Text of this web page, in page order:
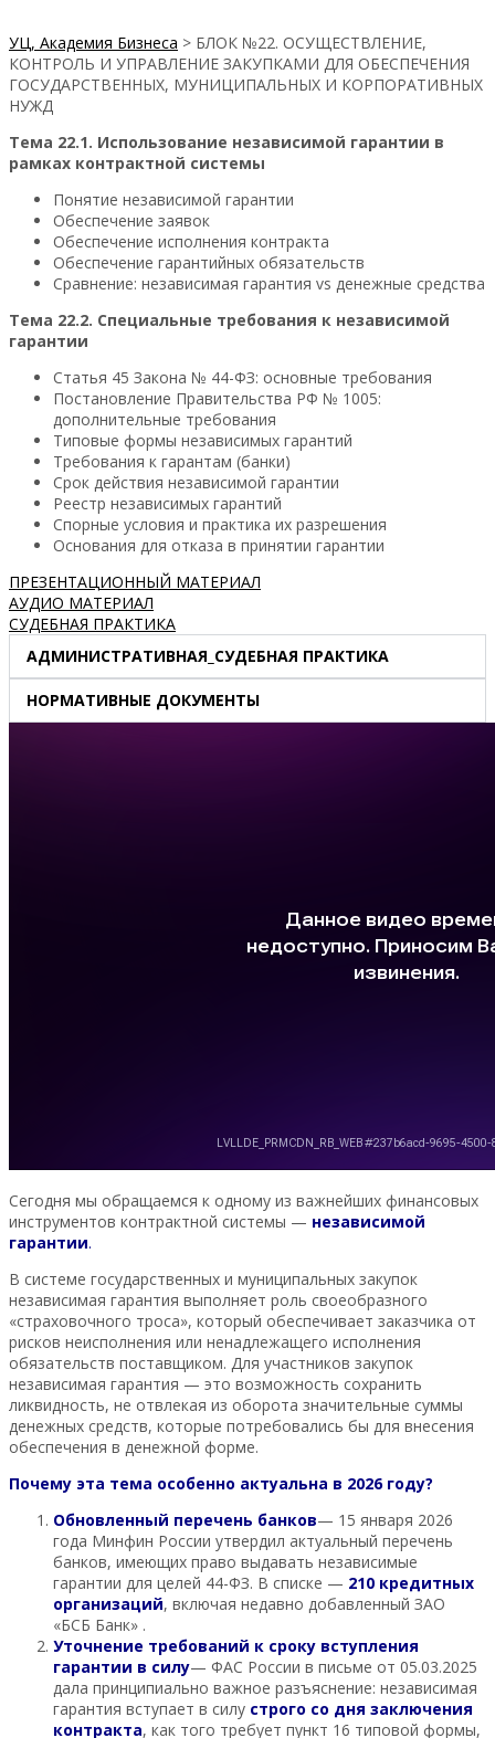
УЦ, Академия Бизнеса > БЛОК №22. ОСУЩЕСТВЛЕНИЕ,
КОНТРОЛЬ И УПРАВЛЕНИЕ ЗАКУПКАМИ ДЛЯ ОБЕСПЕЧЕНИЯ
ГОСУДАРСТВЕННЫХ, МУНИЦИПАЛЬНЫХ И КОРПОРАТИВНЫХ
НУЖД
Тема 22.1. Использование независимой гарантии в
рамках контрактной системы
Понятие независимой гарантии
Обеспечение заявок
Обеспечение исполнения контракта
Обеспечение гарантийных обязательств
Сравнение: независимая гарантия vs денежные средства
Тема 22.2. Специальные требования к независимой
гарантии
Статья 45 Закона № 44-ФЗ: основные требования
Постановление Правительства РФ № 1005:
дополнительные требования
Типовые формы независимых гарантий
Требования к гарантам (банки)
Срок действия независимой гарантии
Реестр независимых гарантий
Спорные условия и практика их разрешения
Основания для отказа в принятии гарантии
ПРЕЗЕНТАЦИОННЫЙ МАТЕРИАЛ
АУДИО МАТЕРИАЛ
СУДЕБНАЯ ПРАКТИКА
АДМИНИСТРАТИВНАЯ_СУДЕБНАЯ ПРАКТИКА
НОРМАТИВНЫЕ ДОКУМЕНТЫ
Сегодня мы обращаемся к одному из важнейших финансовых
инструментов контрактной системы — независимой
гарантии.
В системе государственных и муниципальных закупок
независимая гарантия выполняет роль своеобразного
«страховочного троса», который обеспечивает заказчика от
рисков неисполнения или ненадлежащего исполнения
обязательств поставщиком. Для участников закупок
независимая гарантия — это возможность сохранить
ликвидность, не отвлекая из оборота значительные суммы
денежных средств, которые потребовались бы для внесения
обеспечения в денежной форме.
Почему эта тема особенно актуальна в 2026 году?
Обновленный перечень банков— 15 января 2026
года Минфин России утвердил актуальный перечень
банков, имеющих право выдавать независимые
гарантии для целей 44-ФЗ. В списке — 210 кредитных
организаций, включая недавно добавленный ЗАО
«БСБ Банк» .
Уточнение требований к сроку вступления
гарантии в силу— ФАС России в письме от 05.03.2025
дала принципиально важное разъяснение: независимая
гарантия вступает в силу строго со дня заключения
контракта, как того требует пункт 16 типовой формы,